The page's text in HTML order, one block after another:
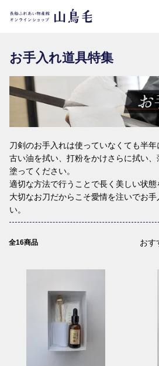
お手入れ道具特集
刀剣のお手入れは使っていなくても半年
古い油を拭い、打粉をかけさらに拭い
塗ってください。
適切な方法で行うことで長く美しい状態
大切なお刀だからこそ愛情を注いでお
い。
全16商品 おす